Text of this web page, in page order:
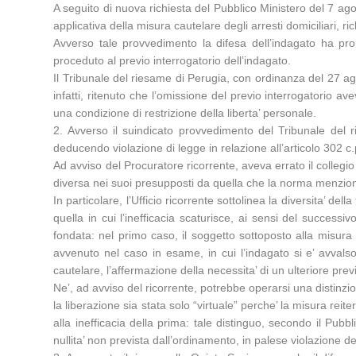
A seguito di nuova richiesta del Pubblico Ministero del 7
applicativa della misura cautelare degli arresti domiciliari,
Avverso tale provvedimento la difesa dell’indagato ha
proceduto al previo interrogatorio dell’indagato.
Il Tribunale del riesame di Perugia, con ordinanza del 27
infatti, ritenuto che l’omissione del previo interrogatorio
una condizione di restrizione della liberta’ personale.
2. Avverso il suindicato provvedimento del Tribunale
deducendo violazione di legge in relazione all’articolo 302
Ad avviso del Procuratore ricorrente, aveva errato il
diversa nei suoi presupposti da quella che la norma
In particolare, l’Ufficio ricorrente sottolinea la diversita’
quella in cui l’inefficacia scaturisce, ai sensi del
fondata: nel primo caso, il soggetto sottoposto alla
avvenuto nel caso in esame, in cui l’indagato si e’
cautelare, l’affermazione della necessita’ di un ulteriore
Ne’, ad avviso del ricorrente, potrebbe operarsi una
la liberazione sia stata solo “virtuale” perche’ la misura
alla inefficacia della prima: tale distinguo, secondo il
nullita’ non prevista dall’ordinamento, in palese violazione